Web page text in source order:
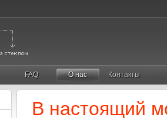
FAQ О нас Контакты
В настоящий